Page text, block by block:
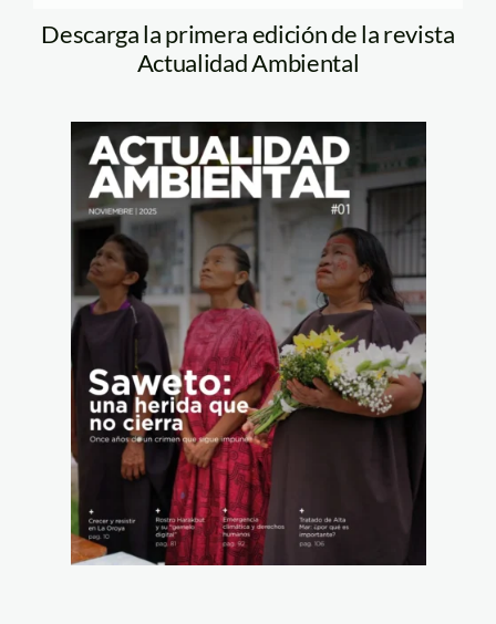
Descarga la primera edición de la revista
Actualidad Ambiental